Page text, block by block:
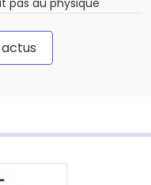
au physique "